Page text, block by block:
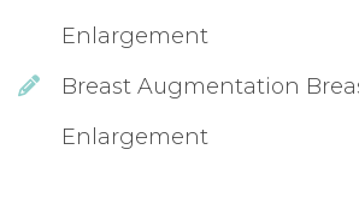
Enlargement
Breast Augmentation
Enlargement